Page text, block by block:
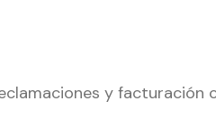
y facturación